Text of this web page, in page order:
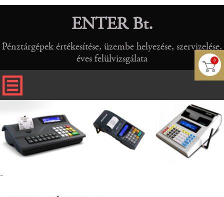
0
ENTER Bt.
Pénztárgépek értékesítése, üzembe helyezése, szervizelése,
éves felülvizsgálata
-